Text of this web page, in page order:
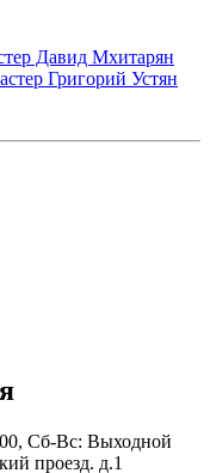
Давид Мхитарян
Григорий Устян
Сб-Вс: Выходной
проезд. д.1